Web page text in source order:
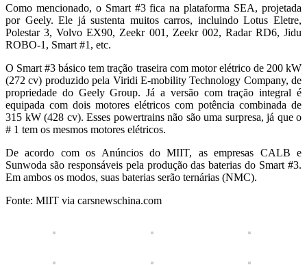
Como mencionado, o Smart #3 fica na plataforma SEA, projetada
por Geely. Ele já sustenta muitos carros, incluindo Lotus Eletre,
Polestar 3, Volvo EX90, Zeekr 001, Zeekr 002, Radar RD6, Jidu
ROBO-1, Smart #1, etc.
O Smart #3 básico tem tração traseira com motor elétrico de 200 kW
(272 cv) produzido pela Viridi E-mobility Technology Company, de
propriedade do Geely Group. Já a versão com tração integral é
equipada com dois motores elétricos com potência combinada de
315 kW (428 cv). Esses powertrains não são uma surpresa, já que o
# 1 tem os mesmos motores elétricos.
De acordo com os Anúncios do MIIT, as empresas CALB e
Sunwoda são responsáveis ​​pela produção das baterias do Smart #3.
Em ambos os modos, suas baterias serão ternárias (NMC).
Fonte: MIIT via carsnewschina.com